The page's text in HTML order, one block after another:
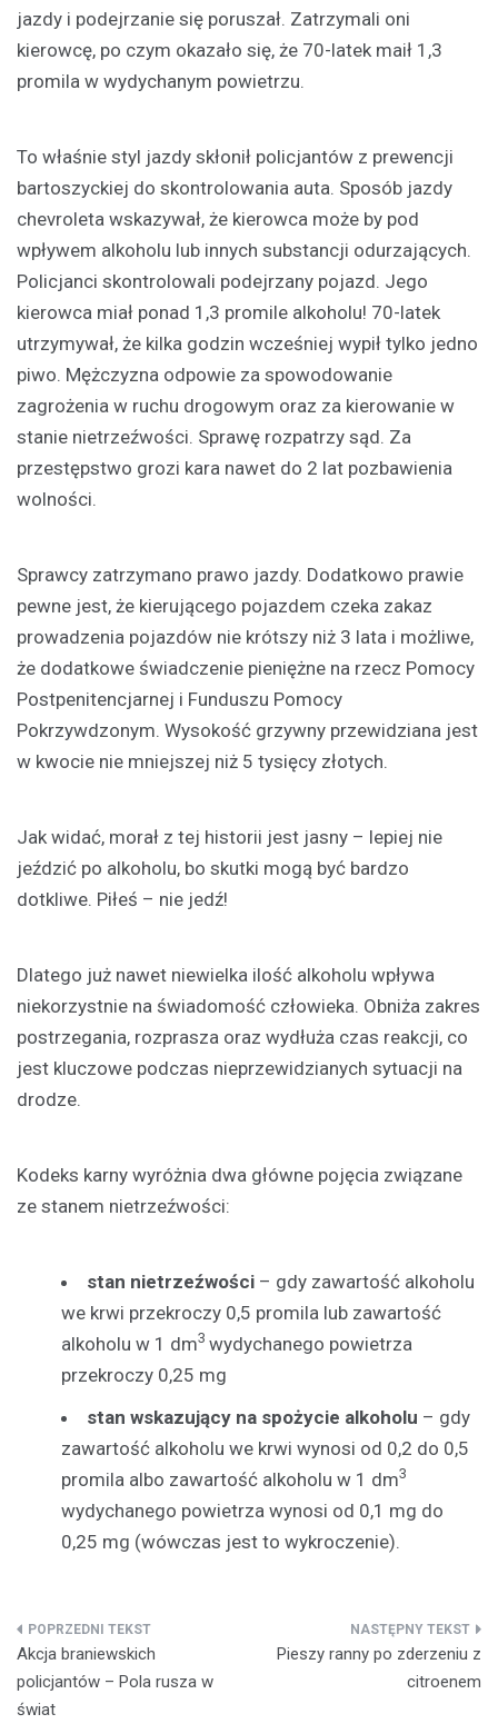
jazdy i podejrzanie się poruszał. Zatrzymali oni
kierowcę, po czym okazało się, że 70-latek maił 1,3
promila w wydychanym powietrzu.
To właśnie styl jazdy skłonił policjantów z prewencji
bartoszyckiej do skontrolowania auta. Sposób jazdy
chevroleta wskazywał, że kierowca może by pod
wpływem alkoholu lub innych substancji odurzających.
Policjanci skontrolowali podejrzany pojazd. Jego
kierowca miał ponad 1,3 promile alkoholu! 70-latek
utrzymywał, że kilka godzin wcześniej wypił tylko jedno
piwo. Mężczyzna odpowie za spowodowanie
zagrożenia w ruchu drogowym oraz za kierowanie w
stanie nietrzeźwości. Sprawę rozpatrzy sąd. Za
przestępstwo grozi kara nawet do 2 lat pozbawienia
wolności.
Sprawcy zatrzymano prawo jazdy. Dodatkowo prawie
pewne jest, że kierującego pojazdem czeka zakaz
prowadzenia pojazdów nie krótszy niż 3 lata i możliwe,
że dodatkowe świadczenie pieniężne na rzecz Pomocy
Postpenitencjarnej i Funduszu Pomocy
Pokrzywdzonym. Wysokość grzywny przewidziana jest
w kwocie nie mniejszej niż 5 tysięcy złotych.
Jak widać, morał z tej historii jest jasny – lepiej nie
jeździć po alkoholu, bo skutki mogą być bardzo
dotkliwe. Piłeś – nie jedź!
Dlatego już nawet niewielka ilość alkoholu wpływa
niekorzystnie na świadomość człowieka. Obniża zakres
postrzegania, rozprasza oraz wydłuża czas reakcji, co
jest kluczowe podczas nieprzewidzianych sytuacji na
drodze.
Kodeks karny wyróżnia dwa główne pojęcia związane
ze stanem nietrzeźwości:
stan nietrzeźwości – gdy zawartość alkoholu
we krwi przekroczy 0,5 promila lub zawartość
alkoholu w 1 dm3 wydychanego powietrza
przekroczy 0,25 mg
stan wskazujący na spożycie alkoholu – gdy
zawartość alkoholu we krwi wynosi od 0,2 do 0,5
promila albo zawartość alkoholu w 1 dm3
wydychanego powietrza wynosi od 0,1 mg do
0,25 mg (wówczas jest to wykroczenie).
Nawigacja
wpisu
Akcja braniewskich
policjantów – Pola rusza w
świat
Pieszy ranny po zderzeniu z
citroenem